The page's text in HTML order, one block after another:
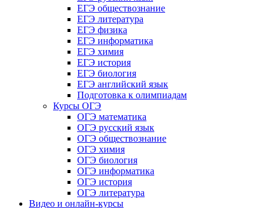
ЕГЭ обществознание
ЕГЭ литература
ЕГЭ физика
ЕГЭ информатика
ЕГЭ химия
ЕГЭ история
ЕГЭ биология
ЕГЭ английский язык
Подготовка к олимпиадам
Курсы ОГЭ
ОГЭ математика
ОГЭ русский язык
ОГЭ обществознание
ОГЭ химия
ОГЭ биология
ОГЭ информатика
ОГЭ история
ОГЭ литература
Видео и онлайн-курсы